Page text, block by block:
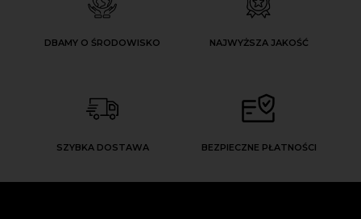
DBAMY O ŚRODOWISKO NAJWYŻSZA JAKOŚĆ
SZYBKA DOSTAWA BEZPIECZNE PŁATNOŚCI